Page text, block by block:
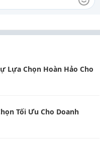
Lựa Chọn Hoàn Hảo Cho
Tối Ưu Cho Doanh